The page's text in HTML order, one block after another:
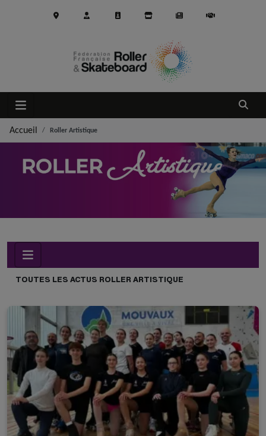
Ouvrir
Accueil Roller Artistique
TOUTES LES ACTUS ROLLER ARTISTIQUE